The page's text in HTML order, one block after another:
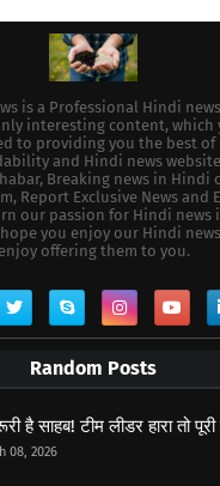
is a Professional Hindi
interesting content, which
to providing you the best of
and Hindi news
Breaking news in Hindi
Report Exclusive News and
our passion for Hindi news
you enjoy our Hindi
enjoy offering them to you.
Random Posts
है साहब! टीम लीडर हारा तो पूरी
08, 2026